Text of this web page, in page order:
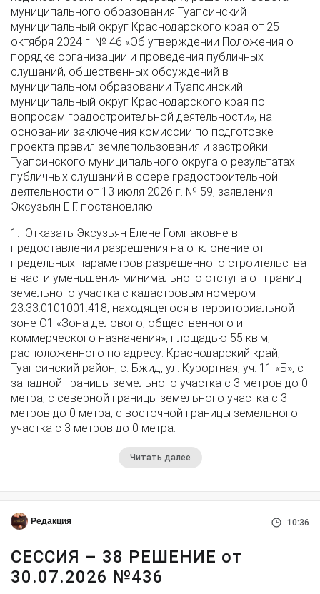
муниципального образования Туапсинский
муниципальный округ Краснодарского края от 25
октября 2024 г. № 46 «Об утверждении Положения о
порядке организации и проведения публичных
слушаний, общественных обсуждений в
муниципальном образовании Туапсинский
муниципальный округ Краснодарского края по
вопросам градостроительной деятельности», на
основании заключения комиссии по подготовке
проекта правил землепользования и застройки
Туапсинского муниципального округа о результатах
публичных слушаний в сфере градостроительной
деятельности от 13 июля 2026 г. № 59, заявления
Эксузьян Е.Г. постановляю:
1. Отказать Эксузьян Елене Гомпаковне в
предоставлении разрешения на отклонение от
предельных параметров разрешенного строительства
в части уменьшения минимального отступа от границ
земельного участка с кадастровым номером
23:33:0101001:418, находящегося в территориальной
зоне О1 «Зона делового, общественного и
коммерческого назначения», площадью 55 кв.м,
расположенного по адресу: Краснодарский край,
Туапсинский район, с. Бжид, ул. Курортная, уч. 11 «Б», с
западной границы земельного участка с 3 метров до 0
метра, с северной границы земельного участка с 3
метров до 0 метра, с восточной границы земельного
участка с 3 метров до 0 метра.
Читать далее
Редакция 10:36
СЕССИЯ – 38 РЕШЕНИЕ от
30.07.2026 №436